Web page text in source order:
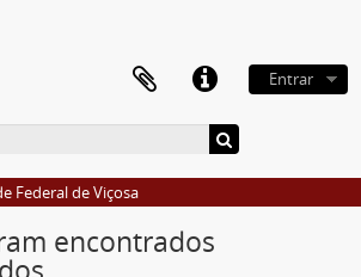
Entrar
Federal de Viçosa
encontrados